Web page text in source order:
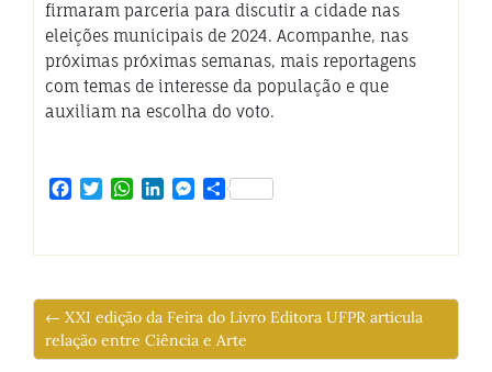
firmaram parceria para discutir a cidade nas
eleições municipais de 2024. Acompanhe, nas
próximas próximas semanas, mais reportagens
com temas de interesse da população e que
auxiliam na escolha do voto.
Facebook
TwitterWhatsApp
LinkedInMessenger
Share
← XXI edição da Feira do Livro Editora UFPR articula
relação entre Ciência e Arte